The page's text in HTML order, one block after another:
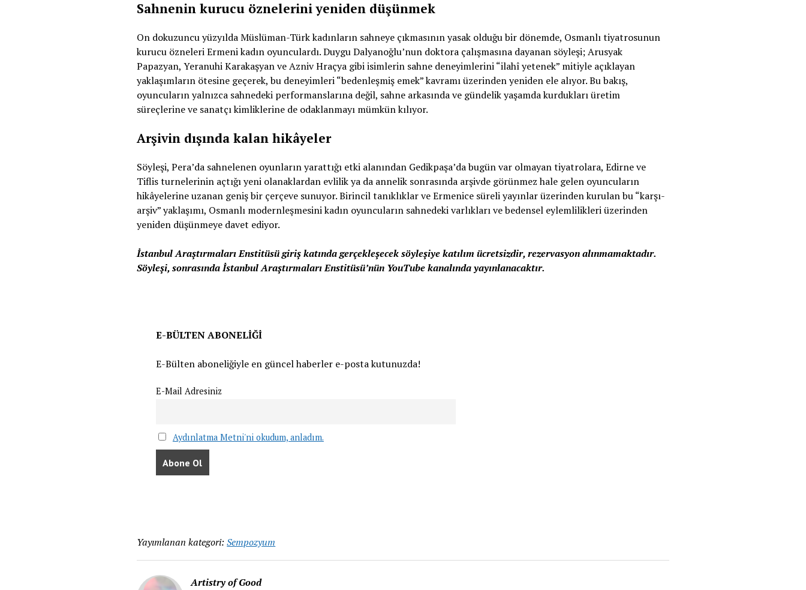
Sahnenin kurucu öznelerini yeniden düşünmek
On dokuzuncu yüzyılda Müslüman-Türk kadınların sahneye çıkmasının yasak olduğu bir dönemde, Osmanlı tiyatrosunun
kurucu özneleri Ermeni kadın oyunculardı. Duygu Dalyanoğlu’nun doktora çalışmasına dayanan söyleşi; Arusyak
Papazyan, Yeranuhi Karakaşyan ve Azniv Hraçya gibi isimlerin sahne deneyimlerini “ilahî yetenek” mitiyle açıklayan
yaklaşımların ötesine geçerek, bu deneyimleri “bedenleşmiş emek” kavramı üzerinden yeniden ele alıyor. Bu bakış,
oyuncuların yalnızca sahnedeki performanslarına değil, sahne arkasında ve gündelik yaşamda kurdukları üretim
süreçlerine ve sanatçı kimliklerine de odaklanmayı mümkün kılıyor.
Arşivin dışında kalan hikâyeler
Söyleşi, Pera’da sahnelenen oyunların yarattığı etki alanından Gedikpaşa’da bugün var olmayan tiyatrolara, Edirne ve
Tiflis turnelerinin açtığı yeni olanaklardan evlilik ya da annelik sonrasında arşivde görünmez hale gelen oyuncuların
hikâyelerine uzanan geniş bir çerçeve sunuyor. Birincil tanıklıklar ve Ermenice süreli yayınlar üzerinden kurulan bu “karşı-
arşiv” yaklaşımı, Osmanlı modernleşmesini kadın oyuncuların sahnedeki varlıkları ve bedensel eylemlilikleri üzerinden
yeniden düşünmeye davet ediyor.
İstanbul Araştırmaları Enstitüsü giriş katında gerçekleşecek söyleşiye katılım ücretsizdir, rezervasyon alınmamaktadır.
Söyleşi, sonrasında İstanbul Araştırmaları Enstitüsü’nün YouTube kanalında yayınlanacaktır.
⁠E-BÜLTEN ABONELİĞİ
E-Bülten aboneliğiyle en güncel haberler e-posta kutunuzda!
E-Mail Adresiniz
Aydınlatma Metni'ni okudum, anladım.
Yayımlanan kategori: Sempozyum
Artistry of Good